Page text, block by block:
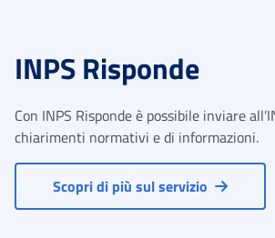
INPS Risponde
Con INPS Risponde è possibile inviare
chiarimenti normativi e di informazioni.
Scopri di più sul servizio